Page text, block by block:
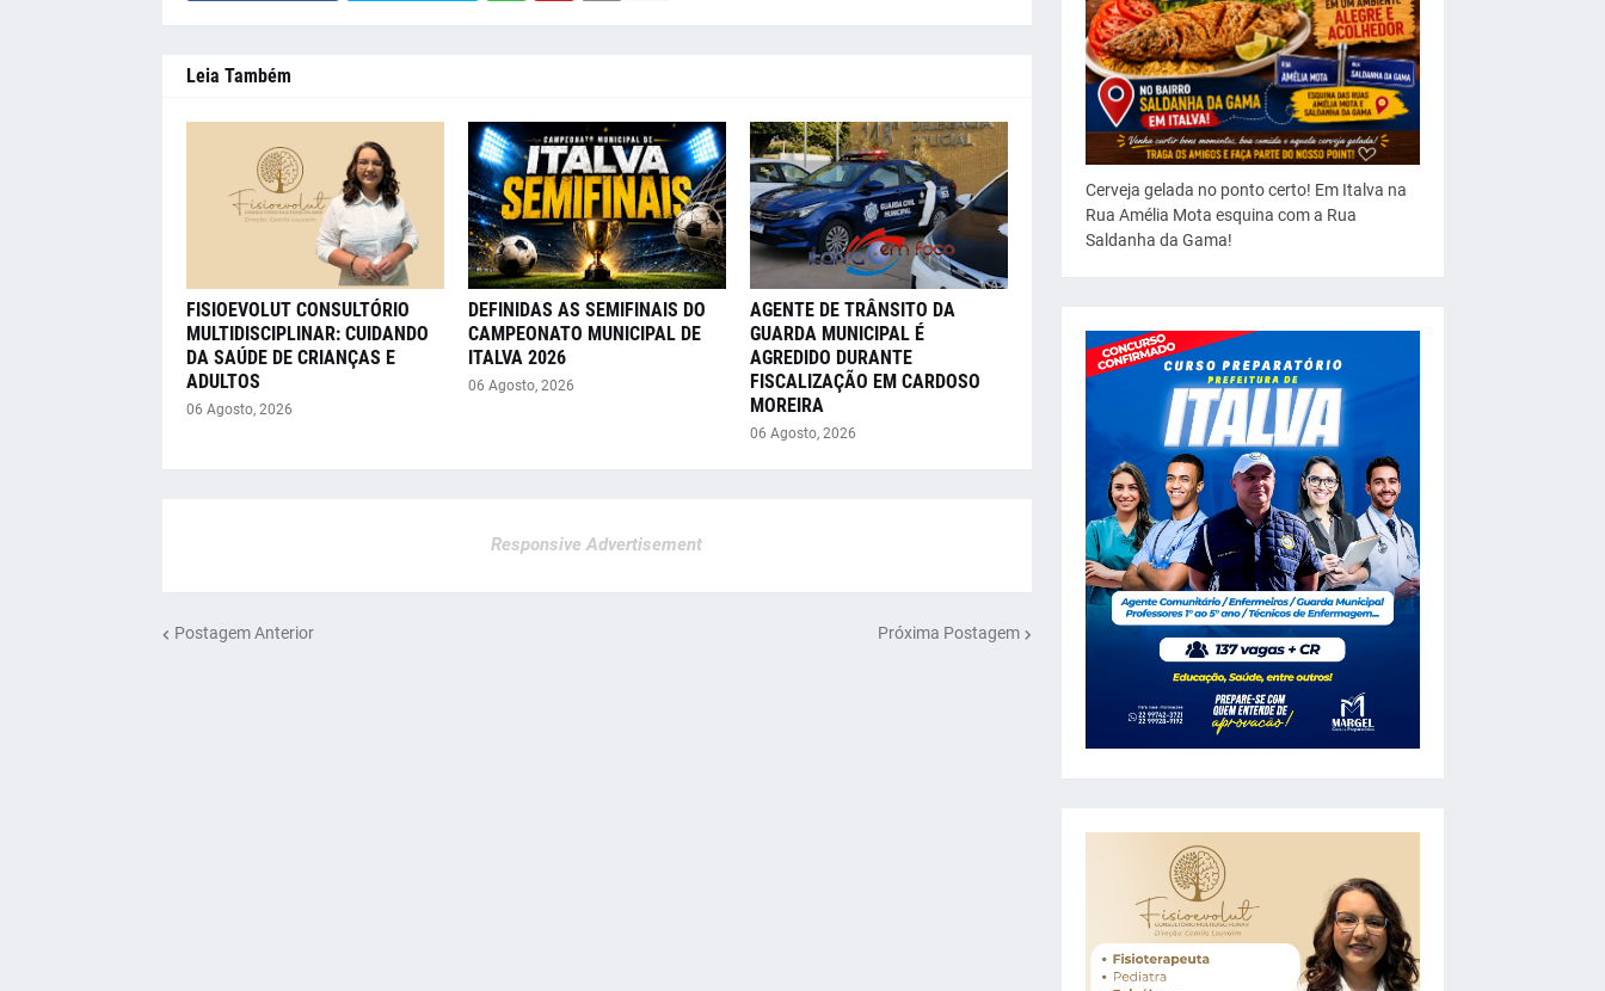
Leia Também
FISIOEVOLUT CONSULTÓRIO
MULTIDISCIPLINAR: CUIDANDO
DA SAÚDE DE CRIANÇAS E
ADULTOS
06 Agosto, 2026
DEFINIDAS AS SEMIFINAIS DO
CAMPEONATO MUNICIPAL DE
ITALVA 2026
06 Agosto, 2026
AGENTE DE TRÂNSITO DA
GUARDA MUNICIPAL É
AGREDIDO DURANTE
FISCALIZAÇÃO EM CARDOSO
MOREIRA
06 Agosto, 2026
Responsive Advertisement
Postagem Anterior Próxima Postagem
Cerveja gelada no ponto certo! Em Italva na
Rua Amélia Mota esquina com a Rua
Saldanha da Gama!